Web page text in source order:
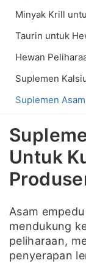
Minyak Krill
Taurin untuk
Hewan
Suplemen
Suplemen
Untuk
Asam
mendukung
peliharaan,
penyerapan